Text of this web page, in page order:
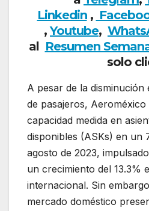
Linkedin,
,Youtube,
al Resumen
solo
A pesar de la
de pasajeros,
capacidad medida en
disponibles (ASKs) en un
agosto de 2023,
un crecimiento del 13.3%
internacional. Sin
mercado doméstico